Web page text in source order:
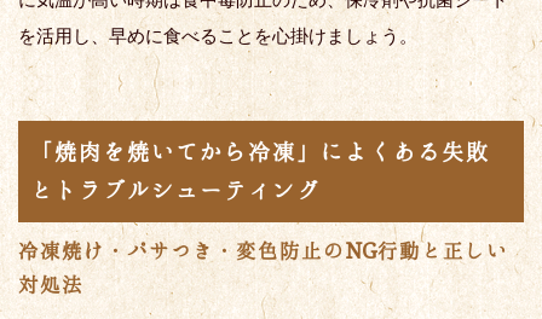
を活用し、早めに食べることを心掛けましょう。
「焼肉を焼いてから冷凍」によくある失敗
とトラブルシューティング
冷凍焼け・パサつき・変色防止のNG行動と正しい
対処法